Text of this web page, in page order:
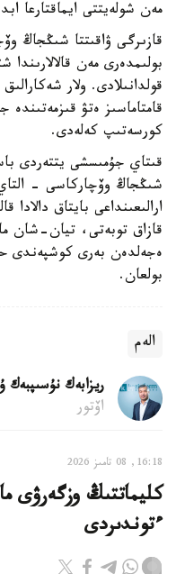
مەن شولەيتتى ايماقتارعا
قازىرگى ۋاقىتتا شىڭجاڭ
بولىمدەرى مەن
قولدانىلادى. ولار
قامتاماسىز ەتۋ قىزمەتىندە
كورسەتىپ كەلەدى.
قىتاي جۇمىسشى يتتەردى
شىڭجاڭ وۆچاركاسى -
ارالىعىنداعى بايتاق دالادا
قازاق توبەتى، تيان-شان
ەجەلدەن بەرى كوشپەندى
بولعان.
الەم
ريزابەك نۇسىپبەك
اۆتور
16:18, 08 تامىز 2026
كليماتتىڭ وزگەرۋى
ءتوندىردى